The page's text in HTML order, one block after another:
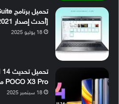
[أحدث إصدار 2021]
18 يوليو 2025
POCO X3 Pro مع شرح التثبيت
18 سبتمبر 2025